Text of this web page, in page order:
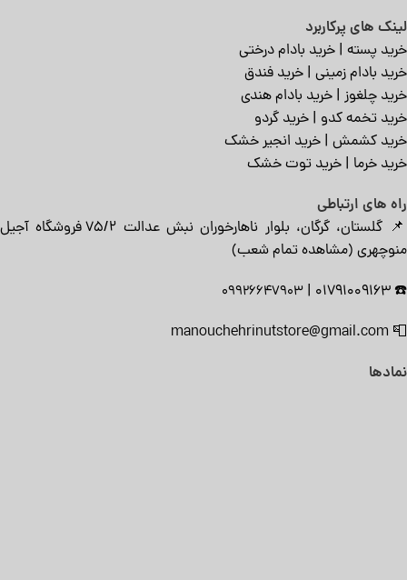
لینک های پرکاربرد
خرید پسته | خرید بادام درختی
خرید بادام زمینی | خرید فندق
خرید چلغوز | خرید بادام هندی
خرید تخمه کدو | خرید گردو
خرید کشمش | خرید انجیر خشک
خرید خرما | خرید توت خشک
راه های ارتباطی
📌 گلستان، گرگان، بلوار ناهارخوران نبش عدالت ۷۵/۲ فروشگاه آجیل
منوچهری (مشاهده تمام شعب)
☎️
01791009163
|
09926647903
📮
manouchehrinutstore@gmail.com
نمادها